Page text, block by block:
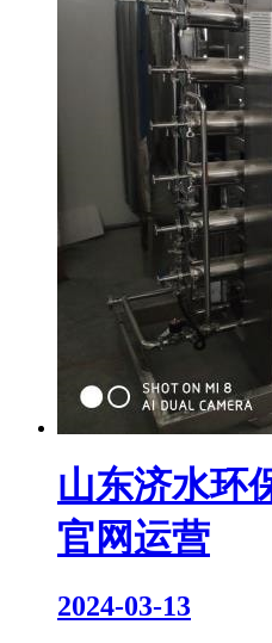
山东济水环
官网运营
2024-03-13